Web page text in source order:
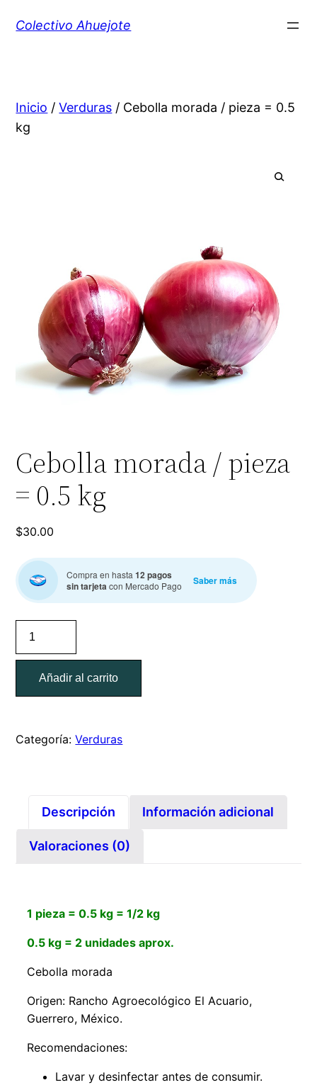
Colectivo Ahuejote
Inicio /Verduras / Cebolla morada / pieza = 0.5
kg
Cebolla morada / pieza
= 0.5 kg
$30.00
Compra en hasta 12 pagos
sin tarjetacon Mercado Pago Saber más
morada
/
pieza
=
kg
Añadir al carrito
Categoría:Verduras
Descripción Información adicional
Valoraciones (0)
1 pieza = 0.5 kg = 1/2 kg
0.5 kg = 2 unidades aprox.
Cebolla morada
Origen: Rancho Agroecológico El Acuario,
Guerrero, México.
Recomendaciones:
Lavar y desinfectar antes de consumir.